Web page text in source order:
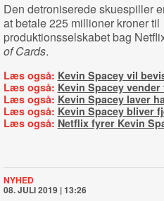
Den detroniserede skuespiller
at betale 225 millioner kroner til
produktionsselskabet bag
of Cards.
Læs også: Kevin Spacey vil
Læs også: Kevin Spacey
Læs også: Kevin Spacey laver
Læs også: Kevin Spacey bliver
Læs også: Netflix fyrer Kevin
NYHED
08. JULI 2019 | 13:26